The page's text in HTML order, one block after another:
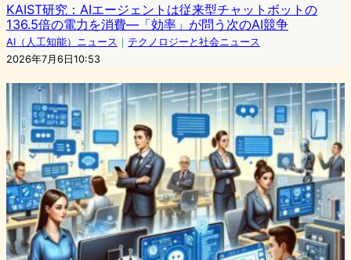
KAIST研究：AIエージェントは従来型チャットボットの
136.5倍の電力を消費—「効率」が問う次のAI競争
AI（人工知能）ニュース ｜ テクノロジーと社会ニュース
2026年7月6日10:53